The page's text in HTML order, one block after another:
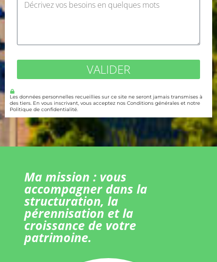
VALIDER
Les données personnelles recueillies sur ce site ne seront jamais transmises à
des tiers. En vous inscrivant, vous acceptez nos Conditions générales et notre
Politique de confidentialité.
Ma mission : vous
accompagner dans la
structuration, la
pérennisation et la
croissance de votre
patrimoine.